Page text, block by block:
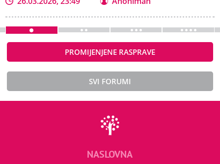
PROMIJENJENE RASPRAVE
SVI FORUMI
NASLOVNA